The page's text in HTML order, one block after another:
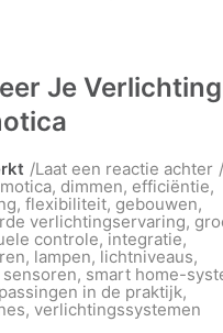
Je
Laat een reactie achterop
, dimmen, efficiëntie,
, flexibiliteit, gebouwen,
verlichtingservaring,
controle,integratie,
, lampen, lichtniveaus,
sensoren, smart home-
in de praktijk,
, verlichtingssystemen